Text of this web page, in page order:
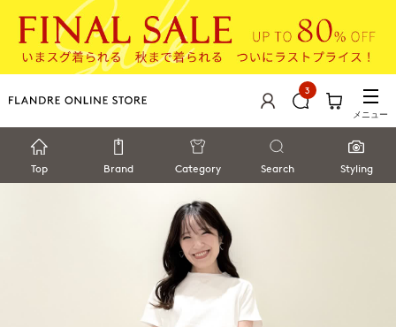
3
メニュー
Top Brand Category Search Styling